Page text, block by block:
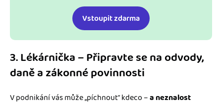
Vstoupit zdarma
3. Lékárnička – Připravte se na odvody,
daně a zákonné povinnosti
V podnikání vás může „píchnout“ kdeco –a neznalost